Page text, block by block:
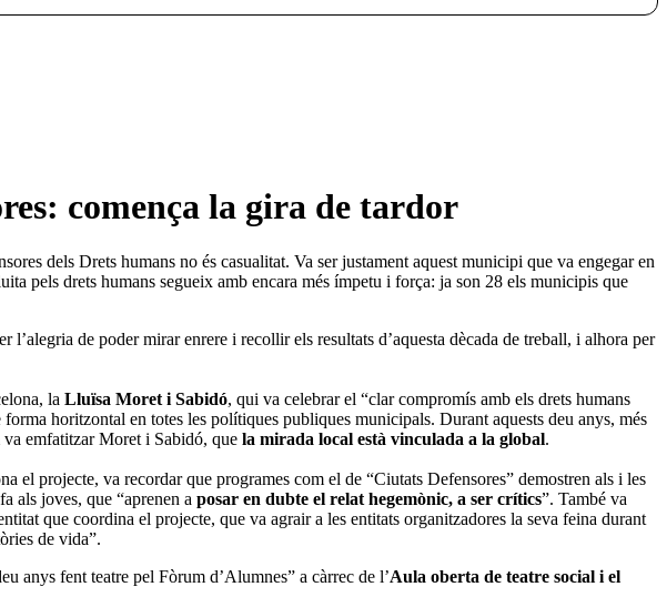
comença la gira de tardor
dels Drets humans no és casualitat. Va ser justament aquest municipi que va engegar en
pels drets humans segueix amb encara més ímpetu i força: ja son 28 els municipis que
l’alegria de poder mirar enrere i recollir els resultats d’aquesta dècada de treball, i alhora per
la Lluïsa Moret i Sabidó, qui va celebrar el “clar compromís amb els drets humans
horitzontal en totes les polítiques publiques municipals. Durant aquests deu anys, més
va emfatitzar Moret i Sabidó, que la mirada local està vinculada a la global.
el projecte, va recordar que programes com el de “Ciutats Defensores” demostren als i les
als joves, que “aprenen a posar en dubte el relat hegemònic, a ser crítics”. També va
que coordina el projecte, que va agrair a les entitats organitzadores la seva feina durant
de vida”.
anys fent teatre pel Fòrum d’Alumnes” a càrrec de l’Aula oberta de teatre social i el